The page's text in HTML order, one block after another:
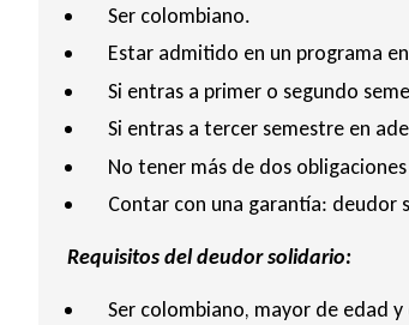
Ser colombiano.
Estar admitido en un programa
Si entras a primer o segundo
Si entras a tercer semestre en
No tener más de dos
Contar con una garantía: deudor
Requisitos del deudor solidario:
Ser colombiano, mayor de edad